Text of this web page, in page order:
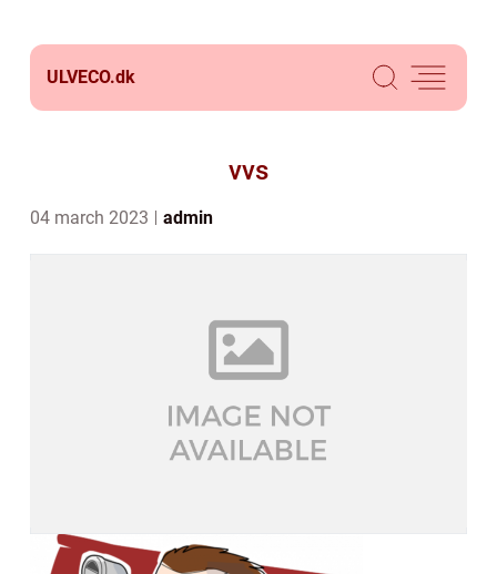
ULVECO.dk
vvs
04 march 2023 admin